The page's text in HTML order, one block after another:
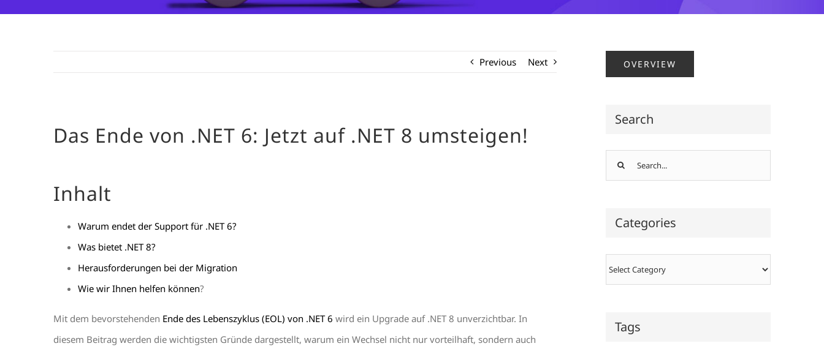
Previous Next
Das Ende von .NET 6: Jetzt auf .NET 8 umsteigen!
Inhalt
Warum endet der Support für .NET 6?
Was bietet .NET 8?
Herausforderungen bei der Migration
Wie wir Ihnen helfen können?
Mit dem bevorstehenden Ende des Lebenszyklus (EOL) von .NET 6 wird ein Upgrade auf .NET 8 unverzichtbar. In
diesem Beitrag werden die wichtigsten Gründe dargestellt, warum ein Wechsel nicht nur vorteilhaft, sondern auch
OVERVIEW
Search
Search
for:
Categories
Categories
Tags